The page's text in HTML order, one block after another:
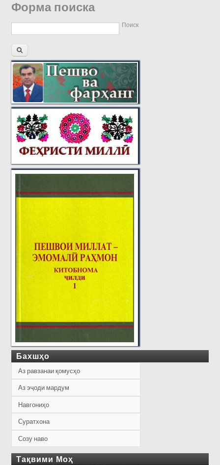
Форма поиска
Поиск
Бахшҳо
Аз равзанаи қомусҳо
Аз эҷоди мардум
Навгониҳо
Суратхона
Созу наво
Тақвими Моҳ